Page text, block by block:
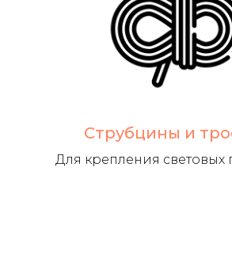
Струбцины и
Для крепления